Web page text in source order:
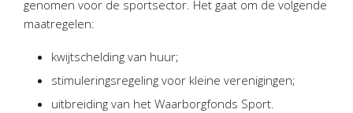
Personeel & Organisatie
Bedrijfseconomisch advies
Belastingadvies Purmerend
Online boekhouden
genomen voor de sportsector. Het gaat om de volgende
maatregelen:
kwijtschelding van huur;
stimuleringsregeling voor kleine verenigingen;
uitbreiding van het Waarborgfonds Sport.